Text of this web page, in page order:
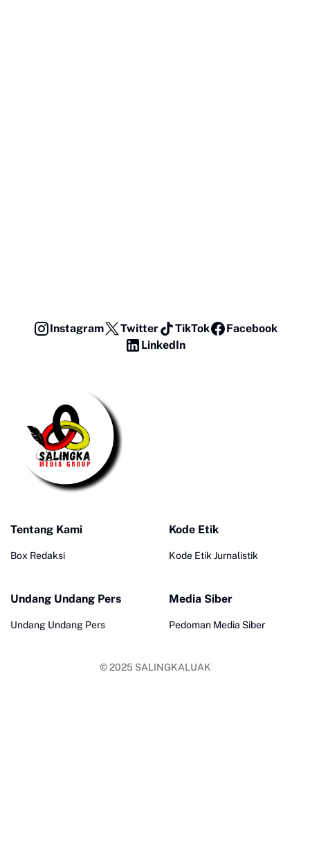
Instagram Twitter TikTok
Facebook
LinkedIn
Tentang Kami
Box Redaksi
Kode Etik
Kode Etik Jurnalistik
Undang Undang Pers
Undang Undang Pers
Media Siber
Pedoman Media Siber
© 2025 SALINGKALUAK